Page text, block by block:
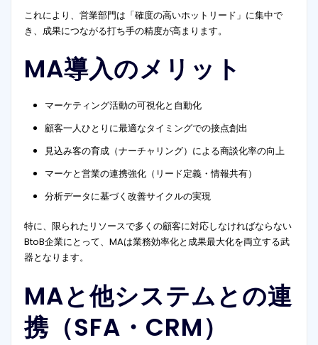
これにより、営業部門は「確度の高いホットリード」に集中で
き、成果につながる打ち手の精度が高まります。
MA導入のメリット
マーケティング活動の可視化と自動化
顧客一人ひとりに最適なタイミングでの接点創出
見込み客の育成（ナーチャリング）による商談化率の向上
マーケと営業の連携強化（リード定義・情報共有）
分析データに基づく改善サイクルの実現
特に、限られたリソースで多くの顧客に対応しなければならない
BtoB企業にとって、MAは業務効率化と成果最大化を両立する武
器となります。
MAと他システムとの連
携（SFA・CRM）